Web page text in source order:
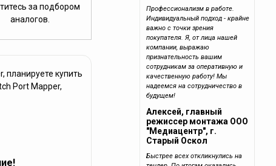
за подбором
аналогов.
купить
Port Mapper,
Профессионализм в работе.
Индивидуальный подход - крайне
важно с точки зрения
покупателя. Я, от лица нашей
компании, выражаю
признательность вашим
сотрудникам за оперативную и
качественную работу! Мы
надеемся на сотрудничество в
будущем!
Алексей, главный
режиссер монтажа ООО
"Медиацентр", г.
Старый Оскол
Быстрее всех откликнулись на